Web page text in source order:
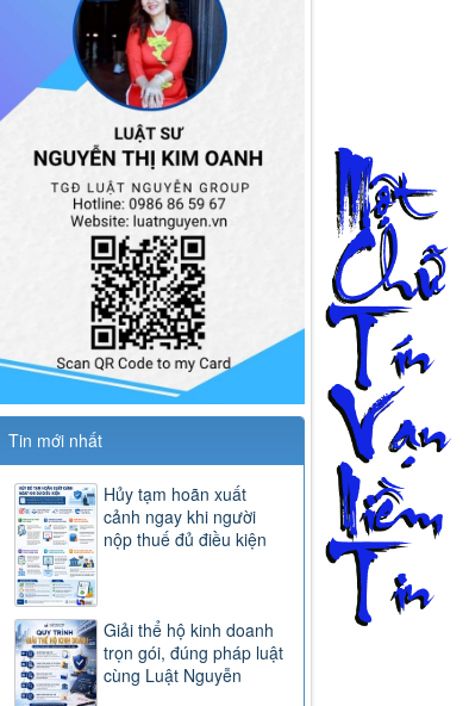
Tin mới nhất
Hủy tạm hoãn xuất
cảnh ngay khi người
nộp thuế đủ điều kiện
Giải thể hộ kinh doanh
trọn gói, đúng pháp luật
cùng Luật Nguyễn